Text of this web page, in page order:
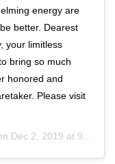
energy are
better. Dearest
your limitless
bring so much
honored and
Please visit
Dec 2, 2019 at 9:25am PST